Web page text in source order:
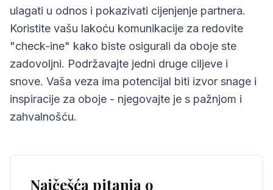
ulagati u odnos i pokazivati cijenjenje partnera.
Koristite vašu lakoću komunikacije za redovite
"check-ine" kako biste osigurali da oboje ste
zadovoljni. Podržavajte jedni druge ciljeve i
snove. Vaša veza ima potencijal biti izvor snage i
inspiracije za oboje - njegovajte je s pažnjom i
zahvalnošću.
Najčešća pitanja o